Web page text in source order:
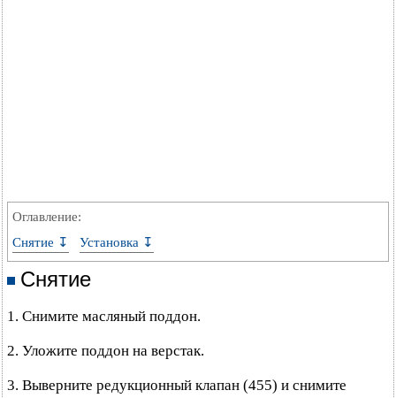
Оглавление:
Снятие ↧
Установка ↧
Снятие
1. Снимите масляный поддон.
2. Уложите поддон на верстак.
3. Выверните редукционный клапан (455) и снимите